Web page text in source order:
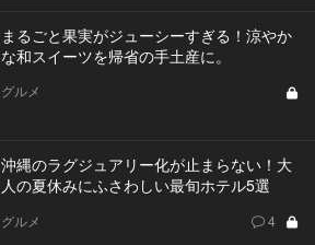
まるごと果実がジューシーすぎる！涼やか
な和スイーツを帰省の手土産に。
グルメ
沖縄のラグジュアリー化が止まらない！大
人の夏休みにふさわしい最旬ホテル5選
グルメ 4